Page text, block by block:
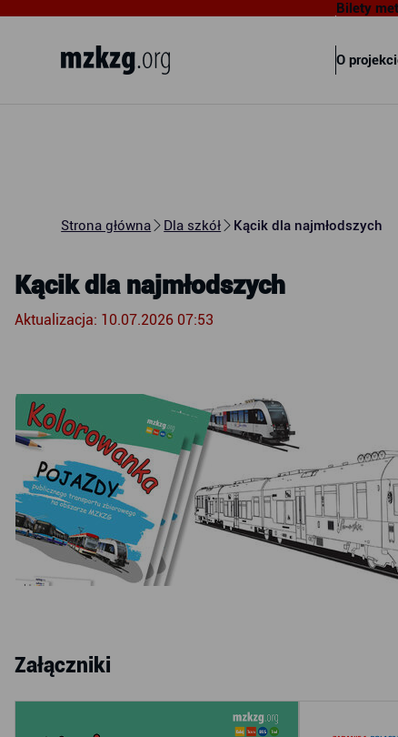
Bilety
O
Strona główna Dla szkół Kącik dla najmłodszych
Kącik dla najmłodszych
Aktualizacja: 10.07.2026 07:53
Załączniki